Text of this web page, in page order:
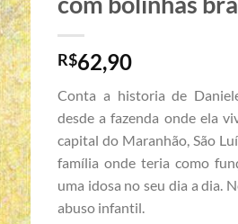
R$62,90
Conta a historia de
desde a fazenda onde ela
capital do Maranhão, São
família onde teria como
uma idosa no seu dia a dia.
abuso infantil.